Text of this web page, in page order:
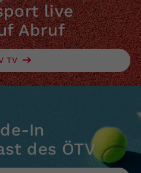
live
Abruf
TV
In
des ÖTV